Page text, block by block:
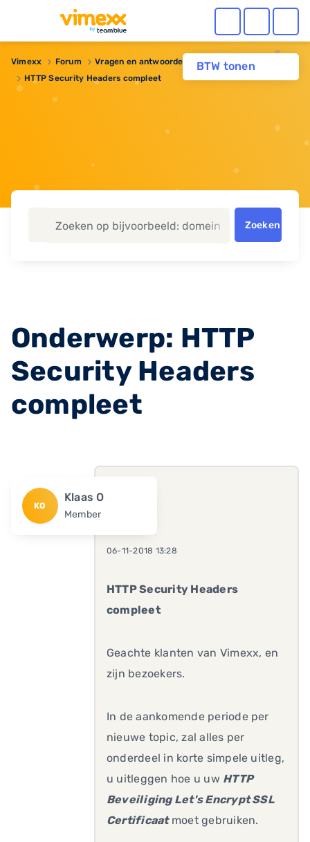
BTW tonen
Vimexx Forum Vragen en antwoorden
Webhosting
HTTP Security Headers compleet
Zoeken
Onderwerp: HTTP
Security Headers
compleet
KO
Klaas O
Member
06-11-2018 13:28
HTTP Security Headers
compleet
Geachte klanten van Vimexx, en
zijn bezoekers.
In de aankomende periode per
nieuwe topic, zal alles per
onderdeel in korte simpele uitleg,
u uitleggen hoe u uw HTTP
Beveiliging Let's Encrypt SSL
Certificaatmoet gebruiken.